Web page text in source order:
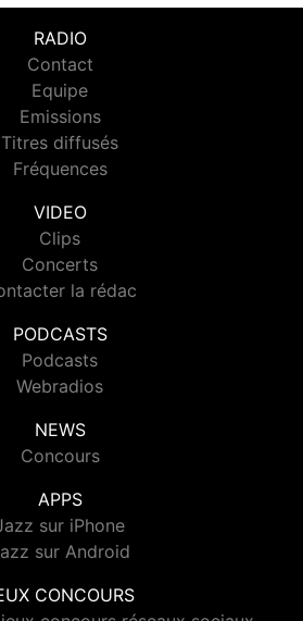
RADIO
Contact
Equipe
Emissions
Titres diffusés
Fréquences
VIDEO
Clips
Concerts
la rédac
PODCASTS
Podcasts
Webradios
NEWS
Concours
APPS
sur iPhone
sur Android
CONCOURS